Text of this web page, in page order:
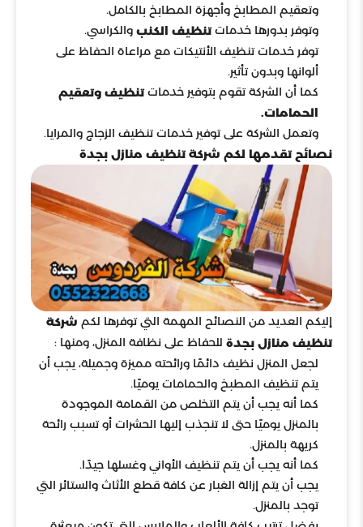
وتعقيم المطابخ وأجهزة المطابخ بالكامل.
وتوفر بدورها خدماتتنظيف الكنب والكراسي.
توفر خدمات تنظيف الأنتيكات مع مراعاة الحفاظ على
ألوانها وبدون تأثير.
كما أن الشركة تقوم بتوفير خدماتتنظيف وتعقيم
الحمامات.
وتعمل الشركة على توفير خدمات تنظيف الزجاج والمرايا.
نصائح تقدمها لكم شركة تنظيف منازل بجدة
إليكم العديد من النصائح المهمة التي توفرها لكم شركة
تنظيف منازل بجدة للحفاظ على نظافة المنزل، ومنها :
لجعل المنزل نظيف دائمًا ورائحته مميزة وجميلة، يجب أن
يتم تنظيف المطبخ والحمامات يوميًا.
كما أنه يجب أن يتم التخلص من القمامة الموجودة
بالمنزل يوميًا حتى لا تنجذب إليها الحشرات أو تسبب رائحة
كريهة بالمنزل.
كما أنه يجب أن يتم تنظيف الأواني وغسلها جيدًا.
يجب أن يتم إزالة الغبار عن كافة قطع الأثاث والستائر التي
توجد بالمنزل.